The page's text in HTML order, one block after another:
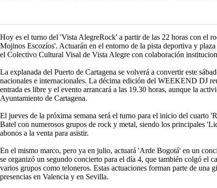
Hoy es el turno del 'Vista AlegreRock' a partir de las 22 horas con el
Mojinos Escozíos'. Actuarán en el entorno de la pista deportiva y
el Colectivo Cultural Visal de Vista Alegre con colaboración
La explanada del Puerto de Cartagena se volverá a convertir este
nacionales e internacionales. La décima edición del WEEKEND DJ
entrada es libre y el evento arrancará a las 19.30 horas, aunque la
Ayuntamiento de Cartagena.
El jueves de la próxima semana será el turno para el inicio del cuarto
Batel con numerosos grupos de rock y metal, siendo los principales
abonos a la venta para asistir.
En el mismo marco, pero ya en julio, actuará 'Arde Bogotá' en un
se organizó un segundo concierto para el día 4, que también colgó el
varios grupos como teloneros. Estas actuaciones forman parte de una
presencias en Valencia y en Sevilla.